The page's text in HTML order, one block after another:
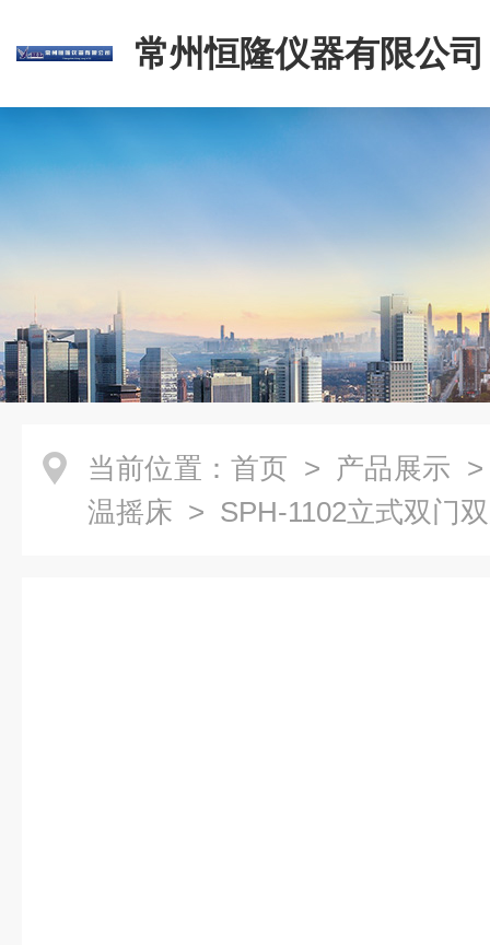
常州恒隆仪器有限公司
当前位置： 首页 > 产品展示
温摇床 > SPH-1102立式双门